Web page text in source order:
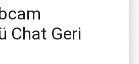
Chat Geri